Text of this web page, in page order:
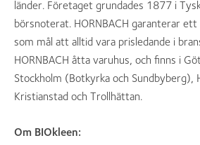
länder. Företaget grundades 1877 i
börsnoterat. HORNBACH garanterar
som mål att alltid vara prisledande i
HORNBACH åtta varuhus, och finns i
Stockholm (Botkyrka och Sundbyberg),
Kristianstad och Trollhättan.
Om BIOkleen: